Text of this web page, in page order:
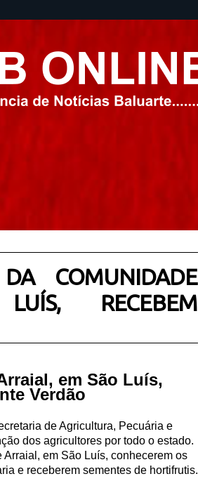
DA COMUNIDADE
RECEBEM
em São Luís,
Verdão
de Agricultura, Pecuária e
dos agricultores por todo o estado.
em São Luís, conhecerem os
e receberem sementes de hortifrutis.